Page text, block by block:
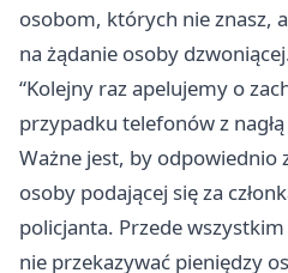
osobom, których nie znasz,
na żądanie osoby
“Kolejny raz apelujemy o
przypadku telefonów z
Ważne jest, by odpowiednio
osoby podającej się za
policjanta. Przede
nie przekazywać pieniędzy